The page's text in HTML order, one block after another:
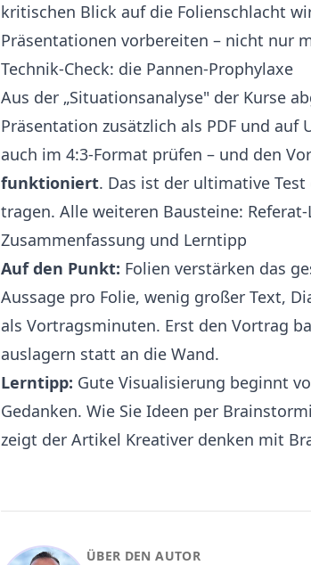
kritischen Blick auf die Folienschlacht
Präsentationen vorbereiten – nicht nur
Technik-Check: die Pannen-Prophylaxe
Aus der „Situationsanalyse" der Kurse
Präsentation zusätzlich als PDF und
auch im 4:3-Format prüfen – und den
funktioniert. Das ist der ultimative
tragen. Alle weiteren Bausteine:
Zusammenfassung und Lerntipp
Auf den Punkt: Folien verstärken das
Aussage pro Folie, wenig großer Text,
als Vortragsminuten. Erst den Vortrag
auslagern statt an die Wand.
Lerntipp: Gute Visualisierung beginnt
Gedanken. Wie Sie Ideen per
zeigt der Artikel Kreativer denken mit
ÜBER DEN AUTOR